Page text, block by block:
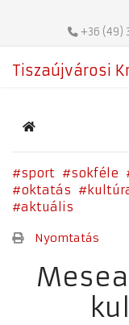
+36 (49)
Tiszaújvárosi
Home
sport sokféle
oktatás
aktuális
Nyomtatás